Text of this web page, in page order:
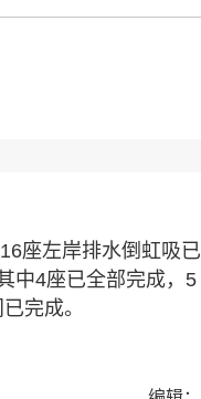
座左岸排水倒虹吸已
中4座已全部完成，5
完成。